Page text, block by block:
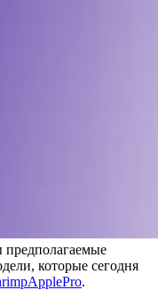
которые сегодня
.